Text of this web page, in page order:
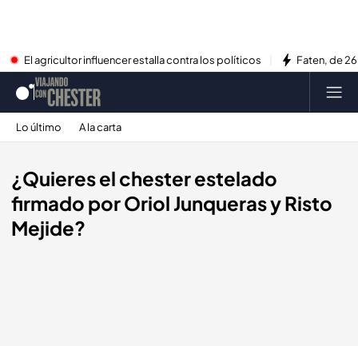
El agricultor influencer estalla contra los políticos Faten, de
Lo último A la carta
¿Quieres el chester estelado
firmado por Oriol Junqueras y Risto
Mejide?